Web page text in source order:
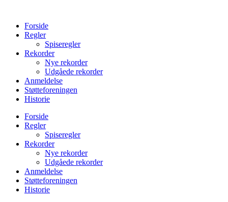
indholdForside
Regler
Spiseregler
Rekorder
Nye rekorder
Udgåede rekorder
Anmeldelse
Støtteforeningen
Historie
Forside
Regler
Spiseregler
Rekorder
Nye rekorder
Udgåede rekorder
Anmeldelse
Støtteforeningen
Historie